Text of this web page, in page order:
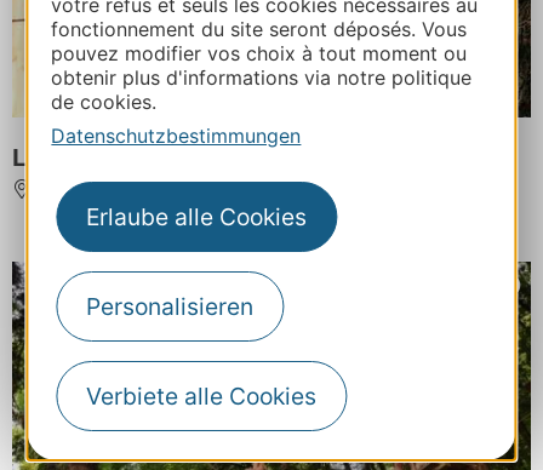
fonctionnement du site seront déposés. Vous
pouvez modifier vos choix à tout moment ou
obtenir plus d'informations via notre politique
de cookies.
Datenschutzbestimmungen
Erlaube alle Cookies
Personalisieren
Verbiete alle Cookies
Lac'cro Parc
MAZAMET